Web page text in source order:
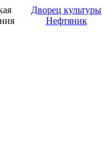
Дворец культуры
Нефтяник